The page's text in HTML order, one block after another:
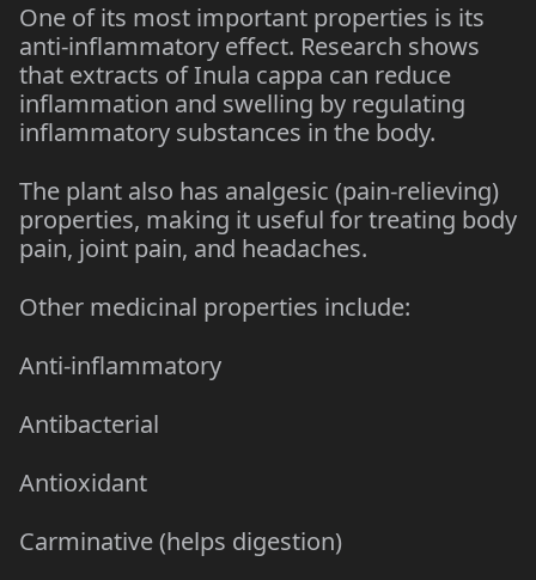
One of its most important properties is its
anti-inflammatory effect. Research shows
that extracts of Inula cappa can reduce
inflammation and swelling by regulating
inflammatory substances in the body.
The plant also has analgesic (pain-relieving)
properties, making it useful for treating body
pain, joint pain, and headaches.
Other medicinal properties include:
Anti-inflammatory
Antibacterial
Antioxidant
Carminative (helps digestion)